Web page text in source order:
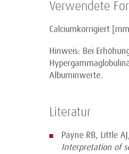
Verwendete
Calciumkorrigiert
Hinweis: Bei
Albuminwerte.
Literatur
Payne RB, Little
Interpretation of